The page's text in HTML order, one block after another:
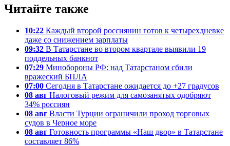
Читайте также
10:22 Каждый второй россиянин готов к четырехдневке
даже со снижением зарплаты
09:32 В Татарстане во втором квартале выявили 19
поддельных банкнот
07:29 Минобороны РФ: над Татарстаном сбили
вражеский БПЛА
07:00 Сегодня в Татарстане ожидается до +27 градусов
08 авг Налоговый режим для самозанятых одобряют
34% россиян
08 авг Власти Турции ограничили проход торговых
судов в Черное море
08 авг Готовность программы «Наш двор» в Татарстане
составляет 86%